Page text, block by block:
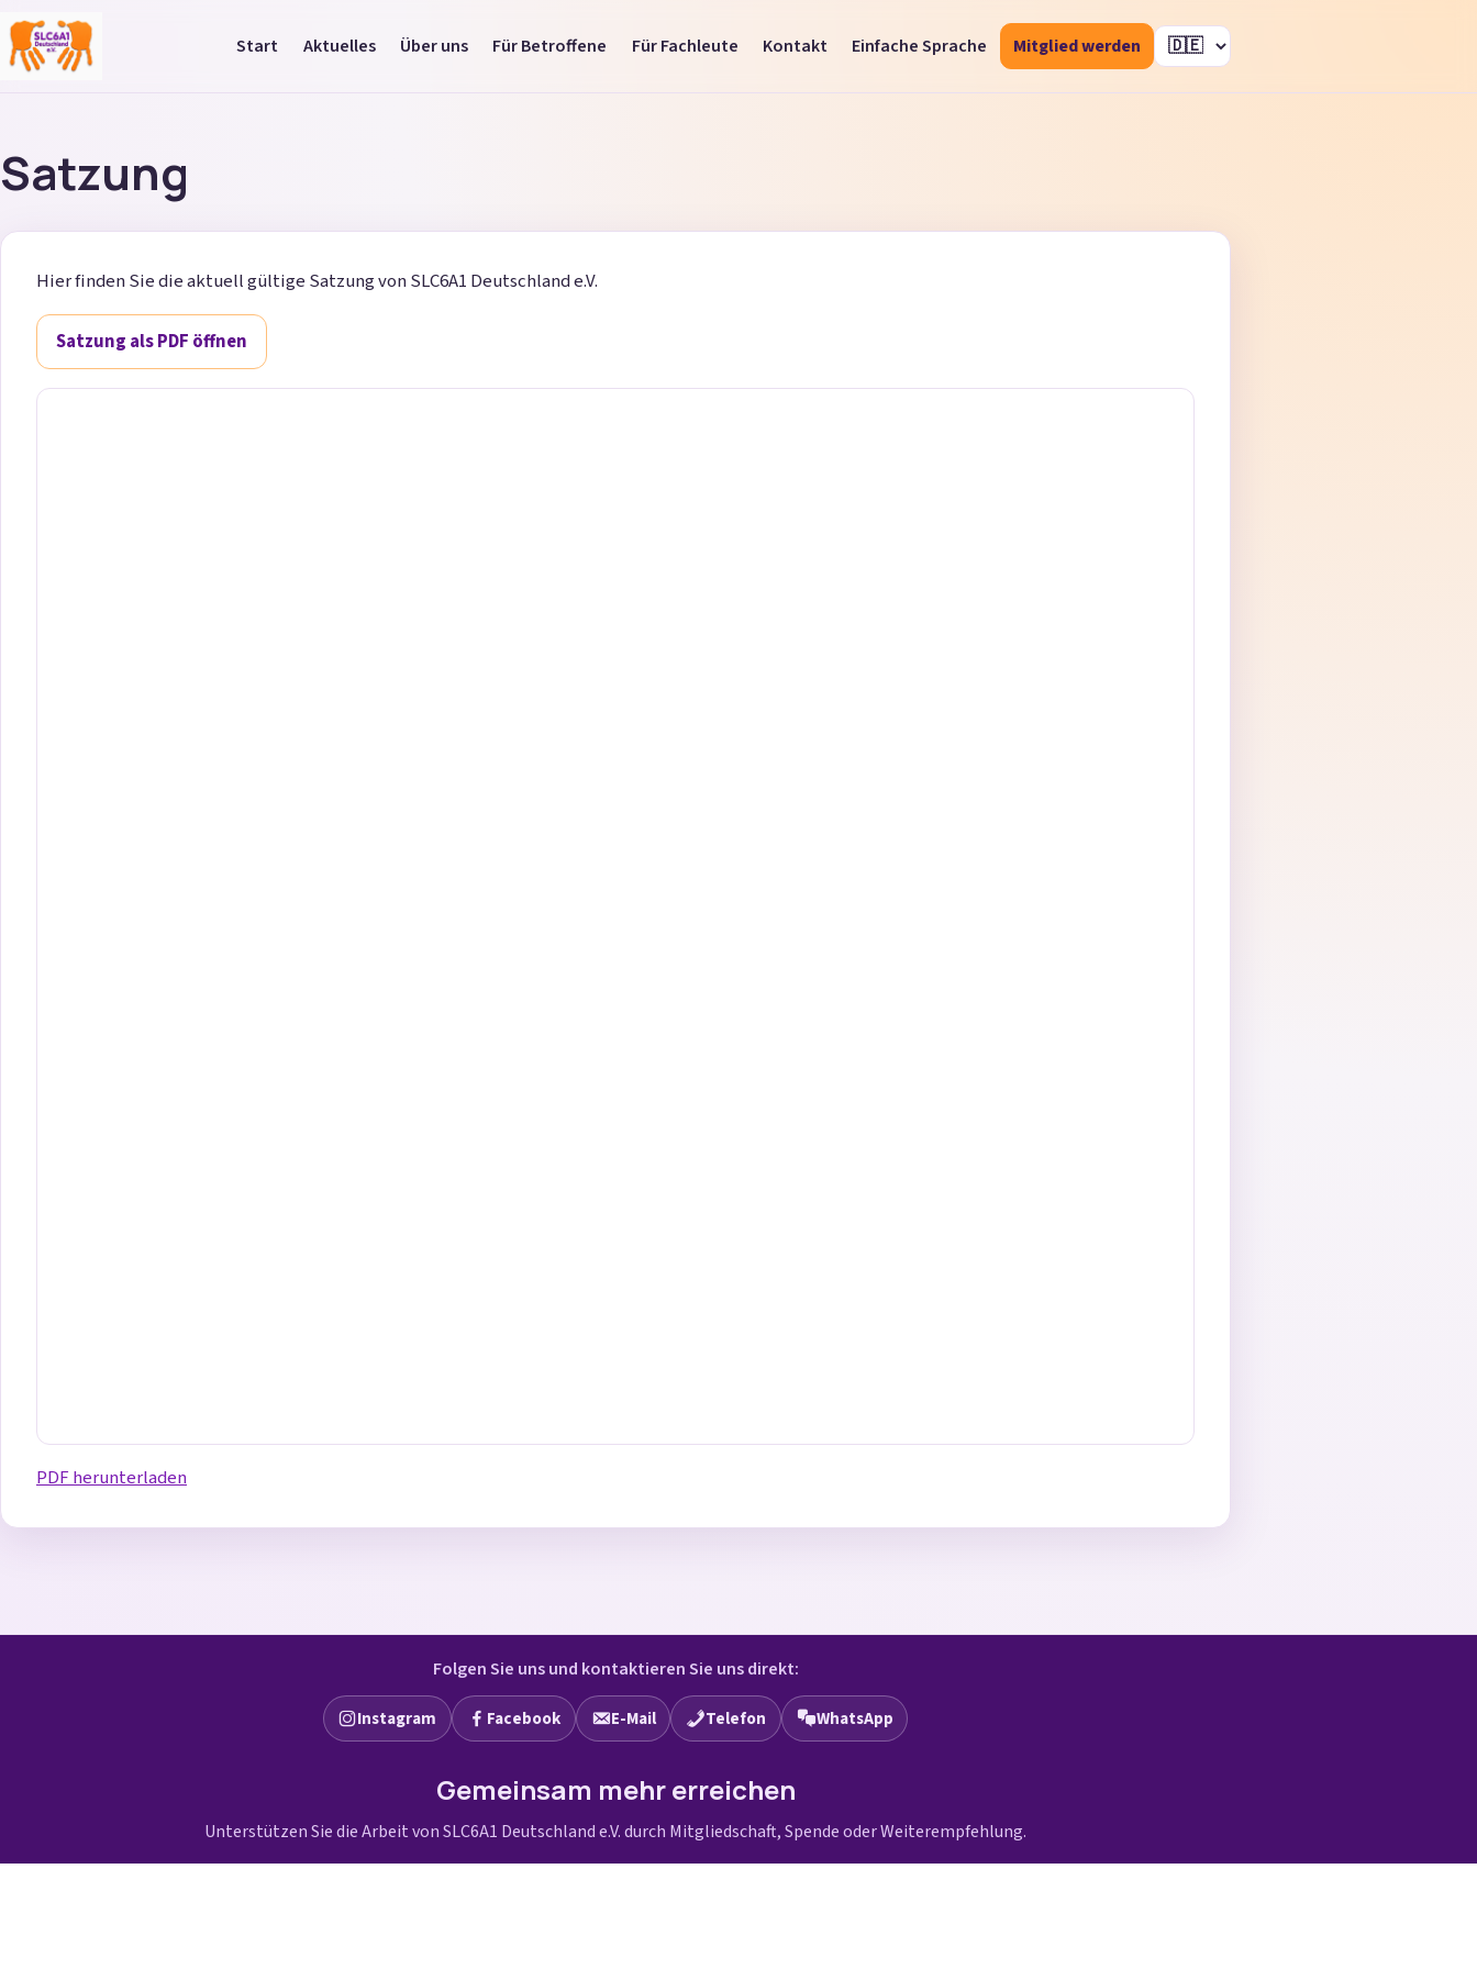
SLC6A1 Deutschland (Lokal) Start Aktuelles Über uns Für Betroffene Für Fachleute Kontakt Einfache Sprache Mitglied werden Sprache auswählen
Satzung
Hier finden Sie die aktuell gültige Satzung von SLC6A1 Deutschland e.V.
Satzung als PDF öffnen
PDF herunterladen
Folgen Sie uns und kontaktieren Sie uns direkt:
Instagram Facebook E-Mail Telefon WhatsApp
Gemeinsam mehr erreichen
Unterstützen Sie die Arbeit von SLC6A1 Deutschland e.V. durch Mitgliedschaft, Spende oder Weiterempfehlung.